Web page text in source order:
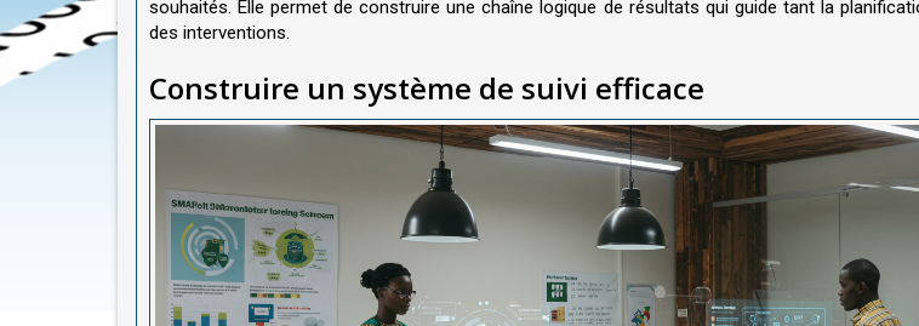
souhaités. Elle permet de construire une chaîne logique de résultats qui guide tant la
des interventions.
Construire un système de suivi efficace